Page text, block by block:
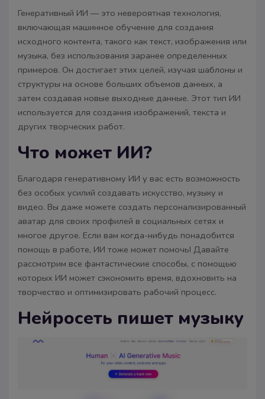
Генеративный ИИ — это невероятная технология,
включающая машинное обучение для создания
исходного контента, такого как текст, изображения или
музыка, без использования заранее определенных
примеров. Он достигает этих целей, изучая шаблоны и
структуры на основе больших объемов данных, а
затем создавая новые выходные данные. Этот тип ИИ
используется для создания изображений, текста и
других творческих работ.
Что может ИИ?
Благодаря генеративному ИИ у вас есть возможность
без особых усилий создавать искусство, музыку и
видео. Вы даже можете создать персонализированный
аватар для своих профилей в социальных сетях и
многое другое. Если вам когда-нибудь понадобится
помощь в работе, ИИ тоже может помочь! Давайте
рассмотрим все фантастические способы, с помощью
которых ИИ может сэкономить время, вдохновить на
творчество и оптимизировать рабочий процесс.
Нейросеть пишет музыку